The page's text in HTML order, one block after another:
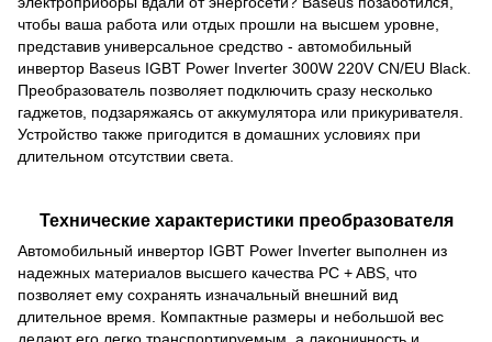
чтобы ваша работа или отдых прошли на высшем уровне,
представив универсальное средство - автомобильный
инвертор Baseus IGBT Power Inverter 300W 220V CN/EU Black.
Преобразователь позволяет подключить сразу несколько
гаджетов, подзаряжаясь от аккумулятора или прикуривателя.
Устройство также пригодится в домашних условиях при
длительном отсутствии света.
Технические характеристики преобразователя
Автомобильный инвертор IGBT Power Inverter выполнен из
надежных материалов высшего качества PC + ABS, что
позволяет ему сохранять изначальный внешний вид
длительное время. Компактные размеры и небольшой вес